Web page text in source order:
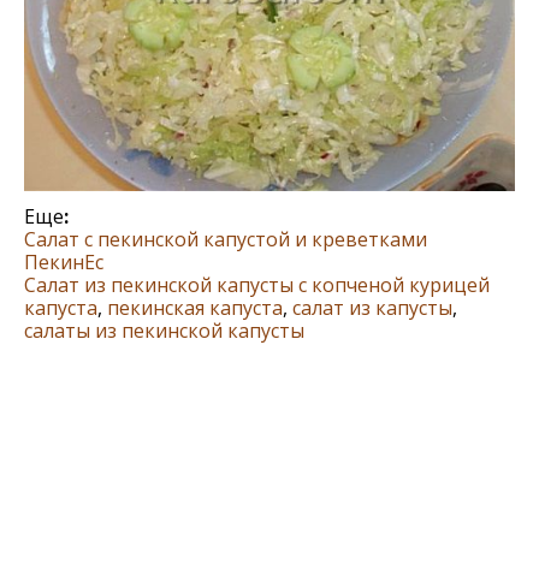
Еще:
Салат с пекинской капустой и креветками
ПекинЕс
Салат из пекинской капусты с копченой курицей
капуста, пекинская капуста, салат из капусты,
салаты из пекинской капусты